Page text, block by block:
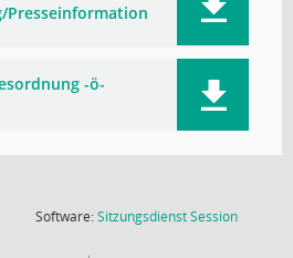
Presseinformation
-ö-
Software:SitzungsdienstSession(Wird in